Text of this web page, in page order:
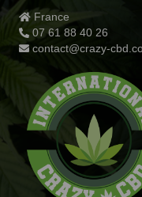
France
07 61 88 40 26
contact@crazy-